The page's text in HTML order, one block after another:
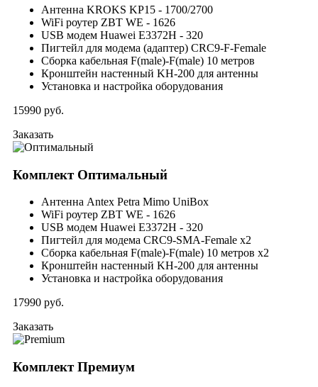
Антенна KROKS KP15 - 1700/2700
WiFi роутер ZBT WE - 1626
USB модем Huawei E3372H - 320
Пигтейл для модема (адаптер) CRC9-F-Female
Сборка кабельная F(male)-F(male) 10 метров
Кронштейн настенный KH-200 для антенны
Установка и настройка оборудования
15990 руб.
Заказать
Комплект Оптимальный
Антенна Antex Petra Mimo UniBox
WiFi роутер ZBT WE - 1626
USB модем Huawei E3372H - 320
Пигтейл для модема CRC9-SMA-Female x2
Сборка кабельная F(male)-F(male) 10 метров x2
Кронштейн настенный KH-200 для антенны
Установка и настройка оборудования
17990 руб.
Заказать
КомплектПремиум